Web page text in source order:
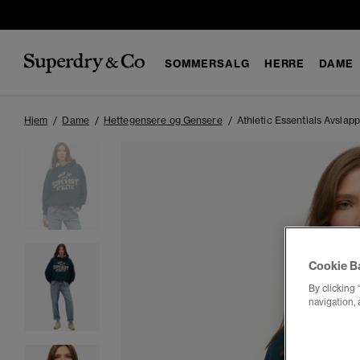
SOMMERSALG HERRE DAME
Hjem Dame Hettegensere og Gensere Athletic Essentials
Cookie
By clicking
navigation,